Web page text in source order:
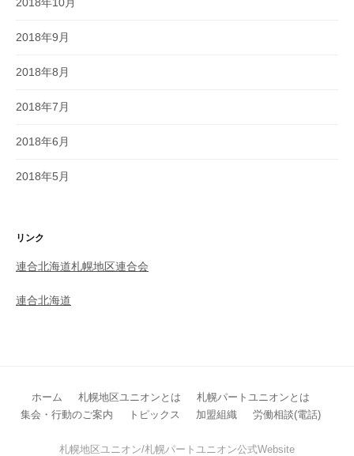
2018年9月
2018年8月
2018年7月
2018年6月
2018年5月
リンク
連合北海道札幌地区連合会
連合北海道
ホーム 札幌地区ユニオンとは
札幌パートユニオンとは
集会・行動のご案内
トピックス 加盟組織 労働相談(電話)
札幌地区ユニオン/札幌パートユニオン公式Website